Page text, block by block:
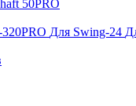
50PRO
Для Swing-24